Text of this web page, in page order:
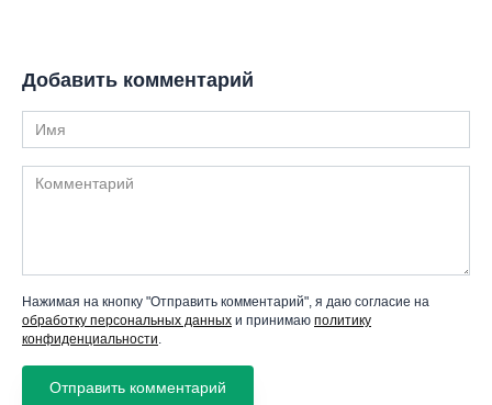
Добавить комментарий
Имя
Комментарий
Нажимая на кнопку "Отправить комментарий", я даю согласие на
обработку персональных данных и принимаю политику
конфиденциальности